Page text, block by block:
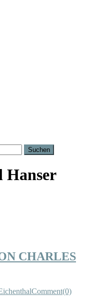
Hanser
CHARLES
Comment(0)